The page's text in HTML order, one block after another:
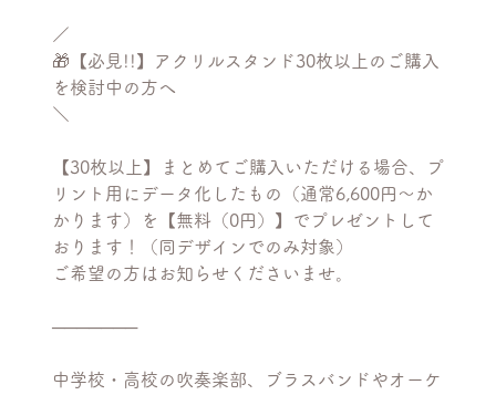
／
🎁【必見!!】アクリルスタンド30枚以上のご購入
を検討中の方へ
＼
【30枚以上】まとめてご購入いただける場合、プ
リント用にデータ化したもの（通常6,600円〜か
かります）を【無料（0円）】でプレゼントして
おります！（同デザインでのみ対象）
ご希望の方はお知らせくださいませ。
───────
中学校・高校の吹奏楽部、ブラスバンドやオーケ